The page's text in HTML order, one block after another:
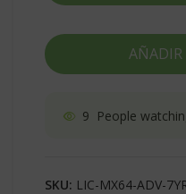
AÑADIR
9 People
SKU: LIC-MX64-ADV-